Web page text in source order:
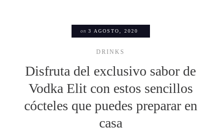
on 3 AGOSTO, 2020
DRINKS
Disfruta del exclusivo sabor de
Vodka Elit con estos sencillos
cócteles que puedes preparar en
casa